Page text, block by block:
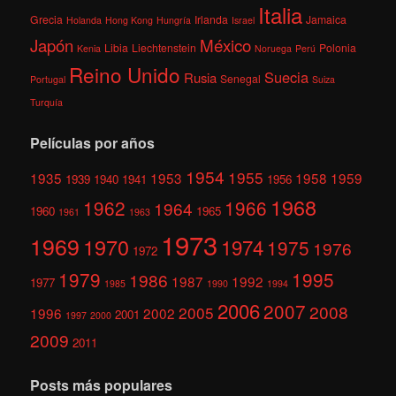
Grecia Holanda Hong Kong Hungría Irlanda Israel Italia Jamaica
Japón Kenia Libia Liechtenstein México Noruega Perú Polonia
Portugal Reino Unido Rusia Senegal Suecia Suiza
Turquía
Películas por años
1935 1939 1940 1941 1953 1954 1955 1956 1958 1959
1960 1961 1962 1963 1964 1965 1966 1968
1969 1970 1972 1973 1974 1975 1976
1977 1979 1985 1986 1987 1990 1992 1994 1995
1996 1997 2000 2001 2002 2005 200620072008
2009 2011
Posts más populares